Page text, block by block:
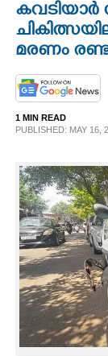
OPINION
PHOTOS
LIFESTYLE
SPIRITUAL
INFO+
ART
ASTRO
മരണം
1 MIN READ
PUBLISHED: MAY 16,